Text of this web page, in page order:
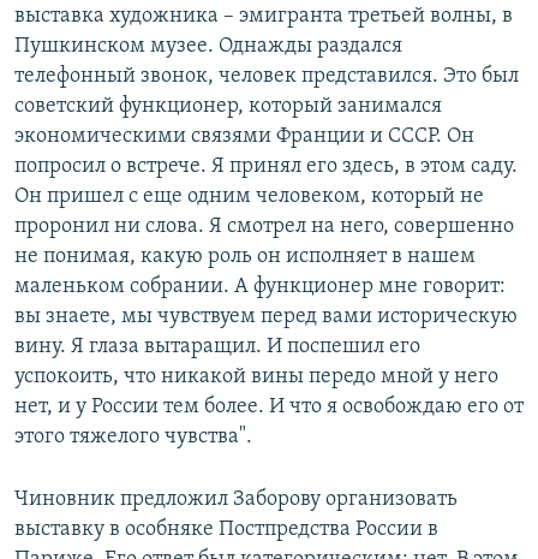
выставка художника – эмигранта третьей волны, в
Пушкинском музее. Однажды раздался
телефонный звонок, человек представился. Это был
советский функционер, который занимался
экономическими связями Франции и СССР. Он
попросил о встрече. Я принял его здесь, в этом саду.
Он пришел с еще одним человеком, который не
проронил ни слова. Я смотрел на него, совершенно
не понимая, какую роль он исполняет в нашем
маленьком собрании. А функционер мне говорит:
вы знаете, мы чувствуем перед вами историческую
вину. Я глаза вытаращил. И поспешил его
успокоить, что никакой вины передо мной у него
нет, и у России тем более. И что я освобождаю его от
этого тяжелого чувства".
Чиновник предложил Заборову организовать
выставку в особняке Постпредства России в